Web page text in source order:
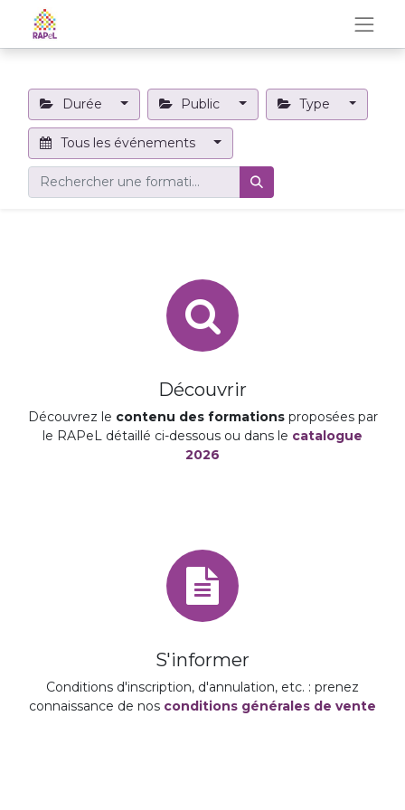
Durée Public Type
Tous les événements
Découvrir
Découvrez le contenu des formationsproposées par
le RAPeL détaillé ci-dessous ou dans le catalogue
2026
S'informer
Conditions d'inscription, d'annulation, etc. : prenez
connaissance de nos conditions générales de vente